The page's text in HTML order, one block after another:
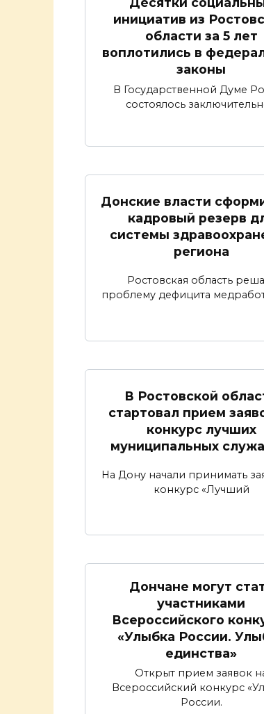
инициатив из
области за 5 лет
воплотились в
законы
В Государственной Думе
состоялось
Донские власти
кадровый резерв
системы
региона
Ростовская область
проблему дефицита
В Ростовской
стартовал прием
конкурс лучших
муниципальных
На Дону начали принимать
конкурс «Лучший
Дончане могут
участниками
Всероссийского
«Улыбка России.
единства»
Открыт прием заявок
Всероссийский конкурс
России.